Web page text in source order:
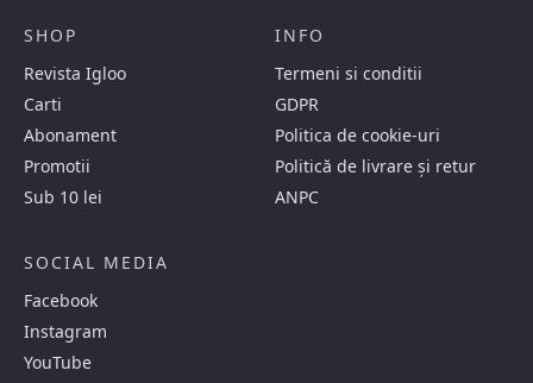
SHOP
Revista Igloo
Carti
Abonament
Promotii
Sub 10 lei
INFO
Termeni si conditii
GDPR
Politica de cookie-uri
Politică de livrare și retur
ANPC
SOCIAL MEDIA
Facebook
Instagram
YouTube